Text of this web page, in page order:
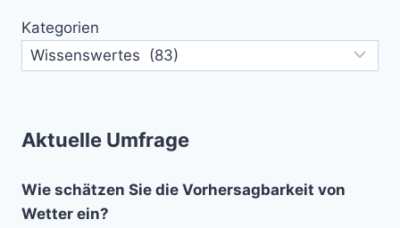
Kategorien
Aktuelle Umfrage
Wie schätzen Sie die Vorhersagbarkeit von
Wetter ein?